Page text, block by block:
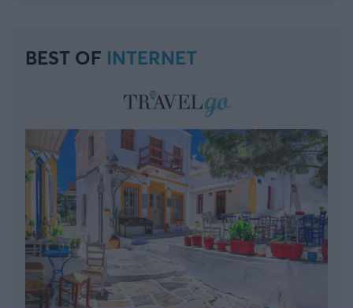
BEST OF INTERNET